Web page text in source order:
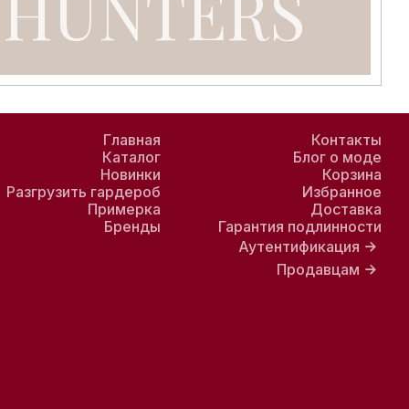
Главная
Каталог
Новинки
Разгрузить гардероб
Примерка
Бренды
Контакты
Блог о моде
Корзина
Избранное
Доставка
Гарантия подлинности
Аутентификация
Продавцам